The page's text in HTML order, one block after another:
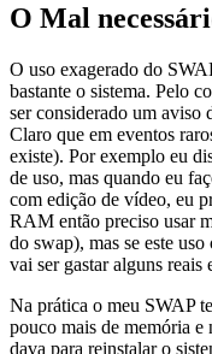
O Mal
O uso exagerado do
bastante o sistema. Pelo
ser considerado um aviso
Claro que em eventos
existe). Por exemplo eu
de uso, mas quando eu
com edição de vídeo, eu
RAM então preciso usar
do swap), mas se este
vai ser gastar alguns reais
Na prática o meu SWAP
pouco mais de memória
dava para reinstalar o